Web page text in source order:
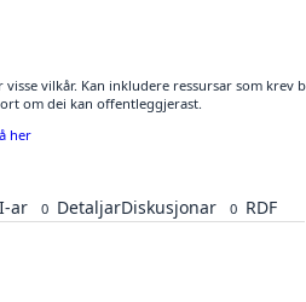
vilkår. Kan inkludere ressursar som
om dei kan offentleggjerast.
her
ar 0 DetaljarDiskusjonar 0 RDF